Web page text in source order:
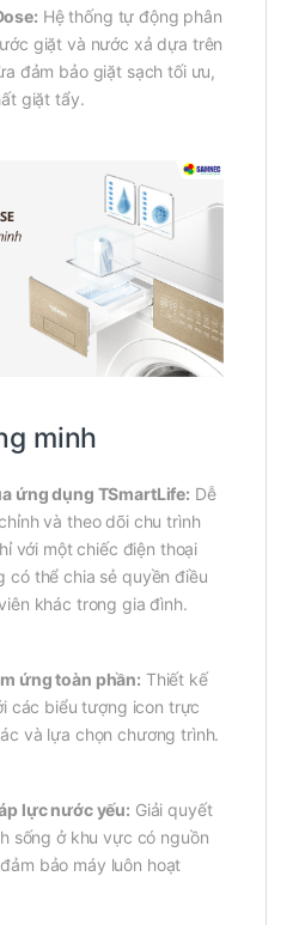
Hệ thống tự động phân
giặt và nước xả dựa trên
đảm bảo giặt sạch tối ưu,
giặt tẩy.
minh
ứng dụng TSmartLife: Dễ
và theo dõi chu trình
với một chiếc điện thoại
có thể chia sẻ quyền điều
khác trong gia đình.
ứng toàn phần: Thiết kế
các biểu tượng icon trực
và lựa chọn chương trình.
lực nước yếu: Giải quyết
sống ở khu vực có nguồn
bảo máy luôn hoạt